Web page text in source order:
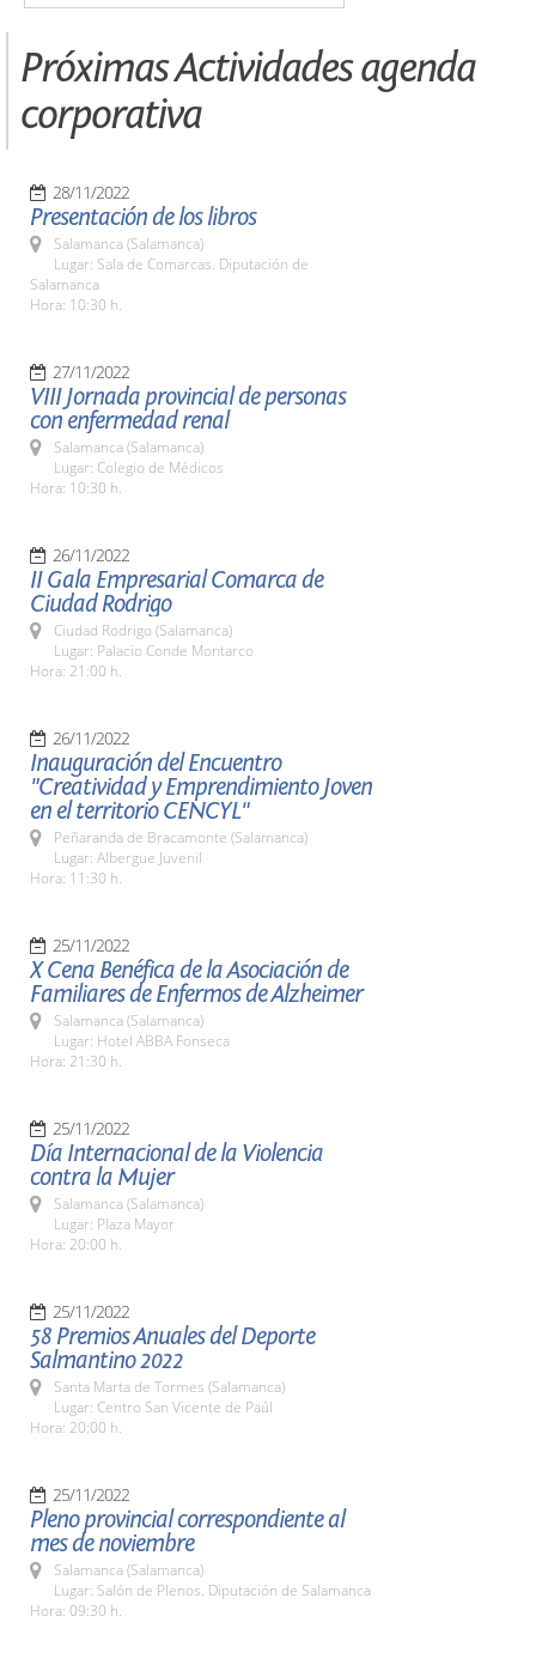
Próximas Actividades agenda
corporativa
28/11/2022
Presentación de los libros
Salamanca (Salamanca)
Lugar: Sala de Comarcas. Diputación de
Salamanca
Hora: 10:30 h.
27/11/2022
VIII Jornada provincial de personas
con enfermedad renal
Salamanca (Salamanca)
Lugar: Colegio de Médicos
Hora: 10:30 h.
26/11/2022
II Gala Empresarial Comarca de
Ciudad Rodrigo
Ciudad Rodrigo (Salamanca)
Lugar: Palacio Conde Montarco
Hora: 21:00 h.
26/11/2022
Inauguración del Encuentro
"Creatividad y Emprendimiento Joven
en el territorio CENCYL"
Peñaranda de Bracamonte (Salamanca)
Lugar: Albergue Juvenil
Hora: 11:30 h.
25/11/2022
X Cena Benéfica de la Asociación de
Familiares de Enfermos de Alzheimer
Salamanca (Salamanca)
Lugar: Hotel ABBA Fonseca
Hora: 21:30 h.
25/11/2022
Día Internacional de la Violencia
contra la Mujer
Salamanca (Salamanca)
Lugar: Plaza Mayor
Hora: 20:00 h.
25/11/2022
58 Premios Anuales del Deporte
Salmantino 2022
Santa Marta de Tormes (Salamanca)
Lugar: Centro San Vicente de Paúl
Hora: 20:00 h.
25/11/2022
Pleno provincial correspondiente al
mes de noviembre
Salamanca (Salamanca)
Lugar: Salón de Plenos. Diputación de Salamanca
Hora: 09:30 h.